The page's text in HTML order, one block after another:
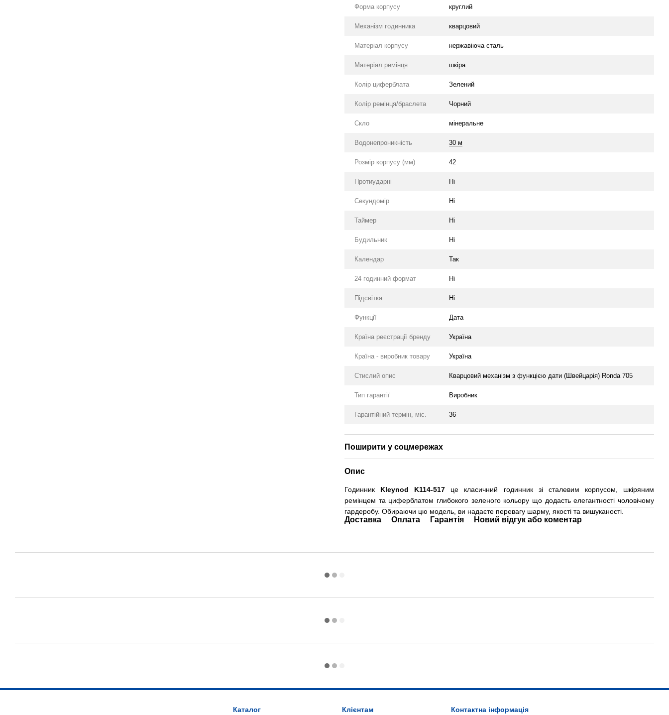
Форма корпусу круглий
Механізм годинника кварцовий
Матеріал корпусу нержавіюча сталь
Матеріал ремінця шкіра
Колір циферблата Зелений
Колір ремінця/браслета Чорний
Скло мінеральне
Водонепроникність 30 м
Розмір корпусу (мм) 42
Протиударні Ні
Секундомір Ні
Таймер Ні
Будильник Ні
Календар Так
24 годинний формат Ні
Підсвітка Ні
Функції Дата
Країна реєстрації бренду Україна
Країна - виробник товару Україна
Стислий опис Кварцовий механізм з функцією дати (Швейцарія) Ronda 705
Тип гарантії Виробник
Гарантійний термін, міс. 36
Поширити у соцмережах
Опис
Годинник Kleynod K114-517 це класичний годинник зі сталевим корпусом, шкіряним
ремінцем та циферблатом глибокого зеленого кольору що додасть елегантності чоловічому
гардеробу. Обираючи цю модель, ви надаєте перевагу шарму, якості та вишуканості.
Доставка Оплата Гарантія Новий відгук або коментар
Каталог Клієнтам Контактна інформація